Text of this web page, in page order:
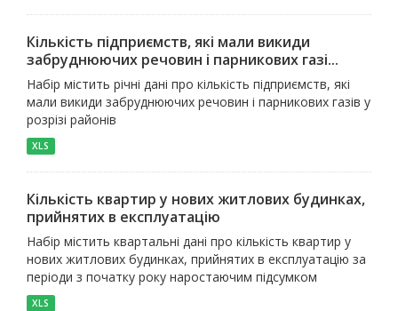
Кількість підприємств, які мали викиди
забруднюючих речовин і парникових газі...
Набір містить річні дані про кількість підприємств, які
мали викиди забруднюючих речовин і парникових газів у
розрізі районів
XLS
Кількість квартир у нових житлових будинках,
прийнятих в експлуатацію
Набір містить квартальні дані про кількість квартир у
нових житлових будинках, прийнятих в експлуатацію за
періоди з початку року наростаючим підсумком
XLS